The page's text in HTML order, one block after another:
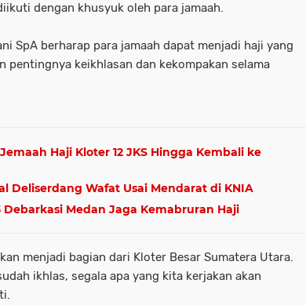
dengan khusyuk oleh para jamaah.
SpA berharap para jamaah dapat menjadi haji yang
pentingnya keikhlasan dan kekompakan selama
Haji Kloter 12 JKS Hingga Kembali ke
Deliserdang Wafat Usai Mendarat di KNIA
Medan Jaga Kemabruran Haji
menjadi bagian dari Kloter Besar Sumatera Utara.
ikhlas, segala apa yang kita kerjakan akan